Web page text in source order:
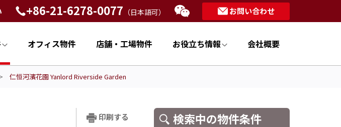
+86-21-6278-0077 （日本語可） お問い合わせ
オフィス物件 店舗・工場物件 お役立ち情報 会社概要
仁恒河濱花園 Yanlord Riverside Garden
印刷する 検索中の物件条件